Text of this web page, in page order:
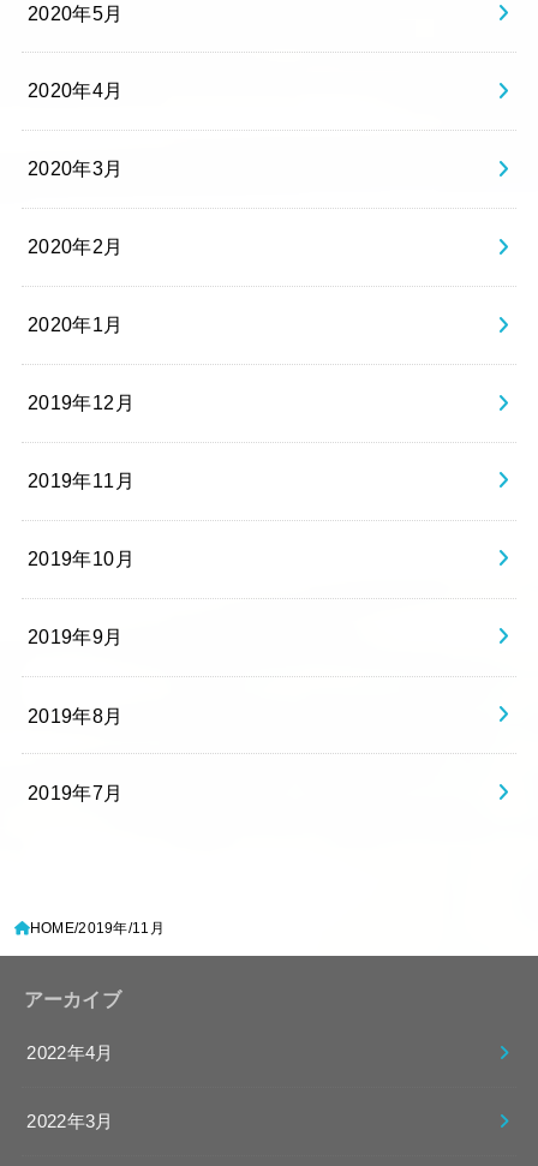
2020年5月
2020年4月
2020年3月
2020年2月
2020年1月
2019年12月
2019年11月
2019年10月
2019年9月
2019年8月
2019年7月
HOME 2019年 11月
アーカイブ
2022年4月
2022年3月